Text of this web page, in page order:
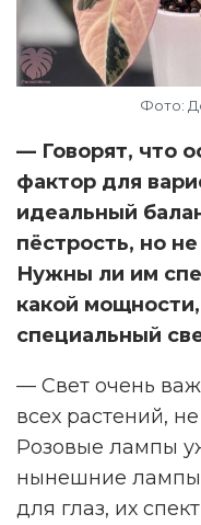
Фото:
— Говорят, что
фактор для
идеальный
пёстрость, но
Нужны ли им
какой
специальный
— Свет очень
всех растений,
Розовые лампы
нынешние
для глаз, их